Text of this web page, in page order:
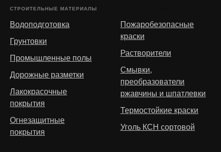
СТРОИТЕЛЬНЫЕ МАТЕРИАЛЫ
Водоподготовка
Грунтовки
Промышленные полы
Дорожные разметки
Лакокрасочные
покрытия
Огнезащитные
покрытия
Пожаробезопасные
краски
Растворители
Смывки,
преобразователи
ржавчины и шпатлевки
Термостойкие краски
Уголь КСН сортовой